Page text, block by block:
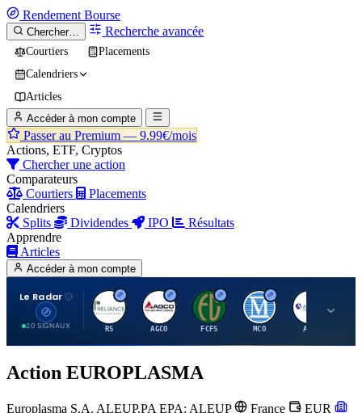
Rendement Bourse
Chercher… Recherche avancée
Courtiers
Placements
Calendriers
Articles
Accéder à mon compte
Passer au Premium — 9.99€/mois
Actions, ETF, Cryptos
Chercher une action
Comparateurs
Courtiers
Placements
Calendriers
Splits
Dividendes IPO
Résultats
Apprendre
Articles
Accéder à mon compte
Le Radar
20 SIGNAUX
R
RS
A
AGCO
F
FCFS
M
MCO
A
AIT
Action EUROPLASMA
Europlasma S.A. ALEUP.PA EPA: ALEUP France
EUR